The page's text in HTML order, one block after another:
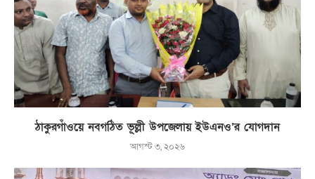
ঠাকুরগাঁওয়ে নবগঠিত ভূল্লী উপজেলায় ইউএনও’র যোগদান
আগস্ট ৩, ২০২৬